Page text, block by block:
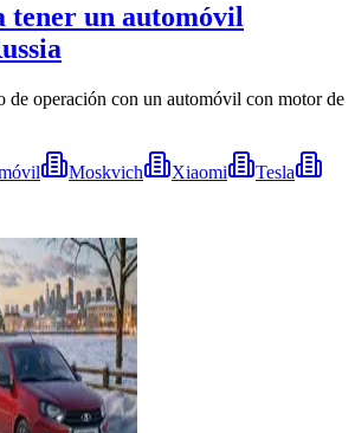
tener un automóvil
de operación con un automóvil con motor de
Moskvich Xiaomi
Tesla